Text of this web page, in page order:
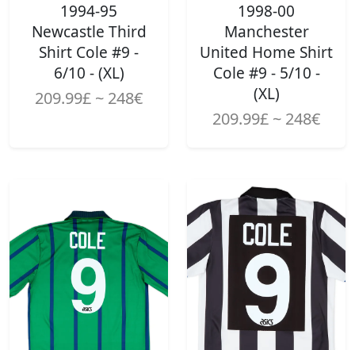
1994-95
Newcastle Third
Shirt Cole #9 -
6/10 - (XL)
209.99£ ~ 248€
1998-00
Manchester
United Home Shirt
Cole #9 - 5/10 -
(XL)
209.99£ ~ 248€